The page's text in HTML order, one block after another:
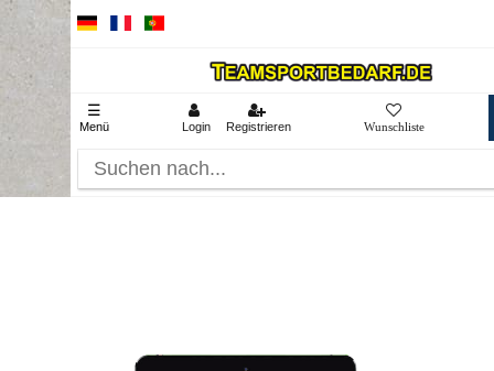
☰
Menü Login Registrieren